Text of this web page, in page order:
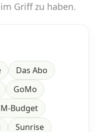
Griff zu haben.
Das Abo
GoMo
M-Budget
Sunrise